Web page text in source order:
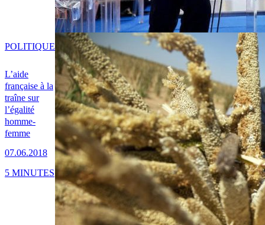
L’aide
française à la
traîne sur
l’égalité
homme-
femme
07.06.2018
POLITIQUE
5 MINUTES